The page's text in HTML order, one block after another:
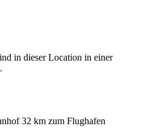
in dieser Location in einer
32 km zum Flughafen